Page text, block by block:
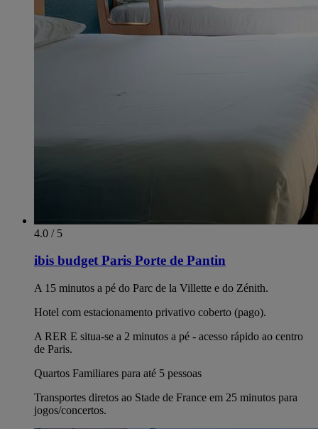
4.0 / 5
ibis budget Paris Porte de Pantin
A 15 minutos a pé do Parc de la Villette e do Zénith.
Hotel com estacionamento privativo coberto (pago).
A RER E situa-se a 2 minutos a pé - acesso rápido ao centro
de Paris.
Quartos Familiares para até 5 pessoas
Transportes diretos ao Stade de France em 25 minutos para
jogos/concertos.